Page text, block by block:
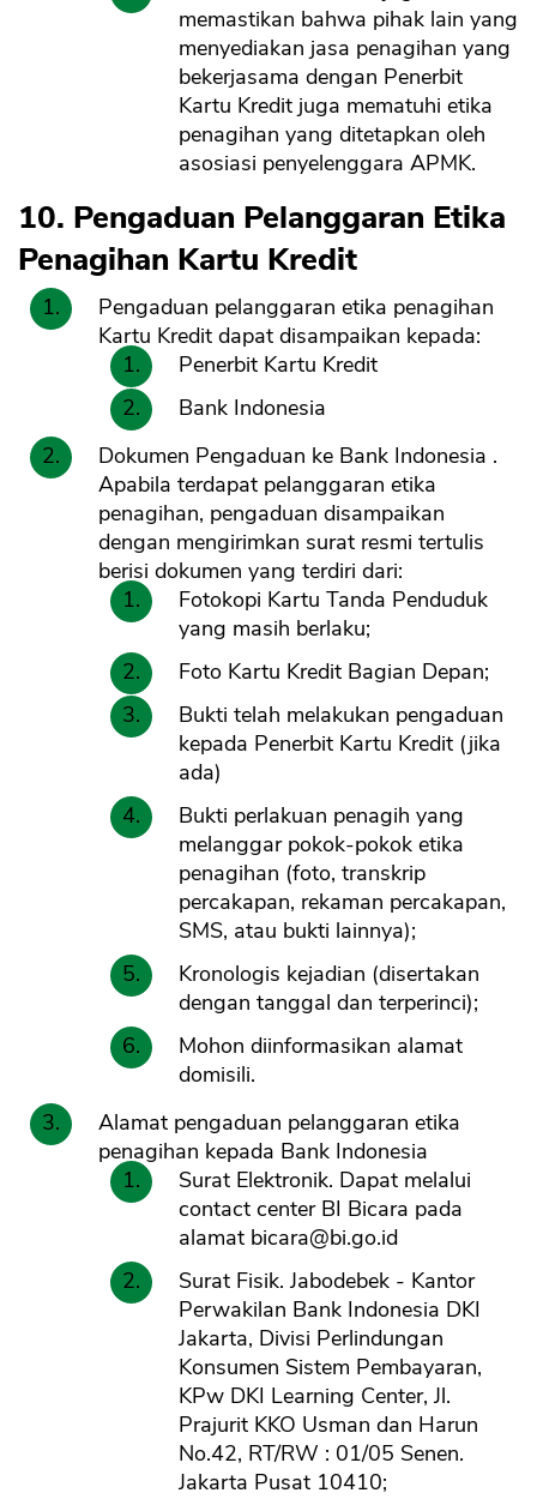
memastikan bahwa pihak lain yang
menyediakan jasa penagihan yang
bekerjasama dengan Penerbit
Kartu Kredit juga mematuhi etika
penagihan yang ditetapkan oleh
asosiasi penyelenggara APMK.
10. Pengaduan Pelanggaran Etika
Penagihan Kartu Kredit
Pengaduan pelanggaran etika penagihan
Kartu Kredit dapat disampaikan kepada:
Penerbit Kartu Kredit
Bank Indonesia
Dokumen Pengaduan ke Bank Indonesia .
Apabila terdapat pelanggaran etika
penagihan, pengaduan disampaikan
dengan mengirimkan surat resmi tertulis
berisi dokumen yang terdiri dari:
Fotokopi Kartu Tanda Penduduk
yang masih berlaku;
Foto Kartu Kredit Bagian Depan;
Bukti telah melakukan pengaduan
kepada Penerbit Kartu Kredit (jika
ada)
Bukti perlakuan penagih yang
melanggar pokok-pokok etika
penagihan (foto, transkrip
percakapan, rekaman percakapan,
SMS, atau bukti lainnya);
Kronologis kejadian (disertakan
dengan tanggal dan terperinci);
Mohon diinformasikan alamat
domisili.
Alamat pengaduan pelanggaran etika
penagihan kepada Bank Indonesia
Surat Elektronik. Dapat melalui
contact center BI Bicara pada
alamat bicara@bi.go.id
Surat Fisik. Jabodebek - Kantor
Perwakilan Bank Indonesia DKI
Jakarta, Divisi Perlindungan
Konsumen Sistem Pembayaran,
KPw DKI Learning Center, Jl.
Prajurit KKO Usman dan Harun
No.42, RT/RW : 01/05 Senen.
Jakarta Pusat 10410;